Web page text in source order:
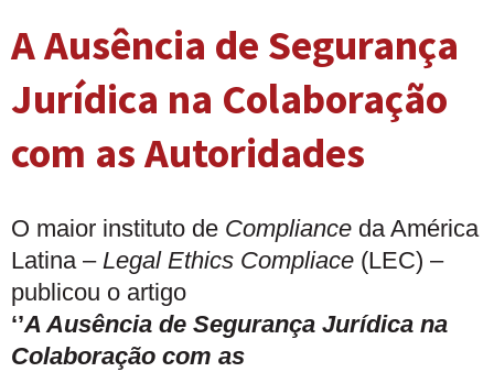
A Ausência de Segurança
Jurídica na Colaboração
com as Autoridades
O maior instituto de Compliance da América
Latina – Legal Ethics Compliace (LEC) –
publicou o artigo
‘’A Ausência de Segurança Jurídica na
Colaboração com as